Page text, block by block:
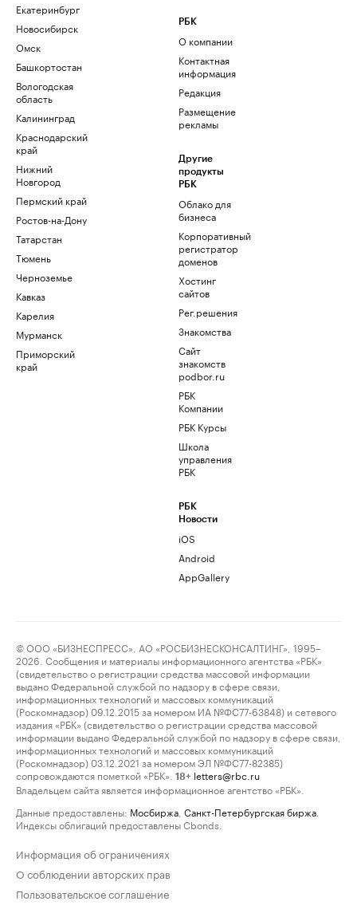
Екатеринбург
Новосибирск
Омск
Башкортостан
Вологодская
область
Калининград
Краснодарский
край
Нижний
Новгород
Пермский край
Ростов-на-Дону
Татарстан
Тюмень
Черноземье
Кавказ
Карелия
Мурманск
Приморский
край
РБК
О компании
Контактная
информация
Редакция
Размещение
рекламы
Другие
продукты
РБК
Облако для
бизнеса
Корпоративный
регистратор
доменов
Хостинг
сайтов
Рег.решения
Знакомства
Сайт
знакомств
podbor.ru
РБК
Компании
РБК Курсы
Школа
управления
РБК
РБК
Новости
iOS
Android
AppGallery
© ООО «БИЗНЕСПРЕСС», АО «РОСБИЗНЕСКОНСАЛТИНГ», 1995–
2026. Сообщения и материалы информационного агентства «РБК»
(свидетельство о регистрации средства массовой информации
выдано Федеральной службой по надзору в сфере связи,
информационных технологий и массовых коммуникаций
(Роскомнадзор) 09.12.2015 за номером ИА №ФС77-63848) и сетевого
издания «РБК» (свидетельство о регистрации средства массовой
информации выдано Федеральной службой по надзору в сфере связи,
информационных технологий и массовых коммуникаций
(Роскомнадзор) 03.12.2021 за номером ЭЛ №ФС77-82385)
сопровождаются пометкой «РБК».
18+ letters@rbc.ru
Владельцем сайта является информационное агентство «РБК».
Данные предоставлены: Мосбиржа Санкт-Петербургская биржа
Индексы облигаций предоставлены Cbonds.
Информация об ограничениях
О соблюдении авторских прав
Пользовательское соглашение